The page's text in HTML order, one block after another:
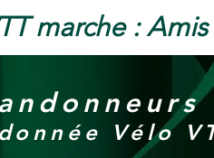
marche :
Vélo